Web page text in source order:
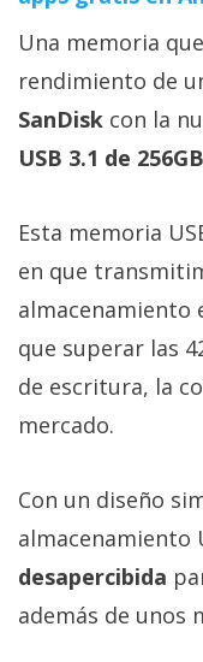
operativos
Profesional
+
Sorteos
Foros
Contacto
nosotros
/
Publicidad
Cambiar
Una memoria
rendimiento de
SanDisk con la
USB 3.1 de
Esta memoria
en que
almacenamiento
que superar las
de escritura, la
mercado.
Con un diseño
almacenamiento
desapercibida
además de unos